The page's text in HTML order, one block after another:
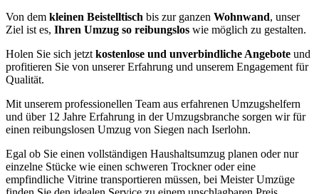
Von dem kleinen Beistelltisch bis zur ganzen Wohnwand, unser
Ziel ist es, Ihren Umzug so reibungslos wie möglich zu gestalten.
Holen Sie sich jetzt kostenlose und unverbindliche Angebote und
profitieren Sie von unserer Erfahrung und unserem Engagement für
Qualität.
Mit unserem professionellen Team aus erfahrenen Umzugshelfern
und über 12 Jahre Erfahrung in der Umzugsbranche sorgen wir für
einen reibungslosen Umzug von Siegen nach Iserlohn.
Egal ob Sie einen vollständigen Haushaltsumzug planen oder nur
einzelne Stücke wie einen schweren Trockner oder eine
empfindliche Vitrine transportieren müssen, bei Meister Umzüge